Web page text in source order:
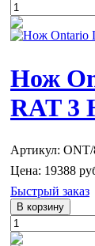
Нож
RAT 3
Артикул:
Цена: 19388
Быстрый заказ